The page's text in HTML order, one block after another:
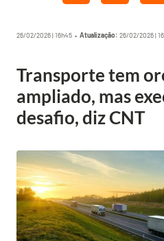
26/02/2026 | 16h45 • Atualização: 26/02/2026 |
Transporte tem
ampliado, mas
desafio, diz CNT